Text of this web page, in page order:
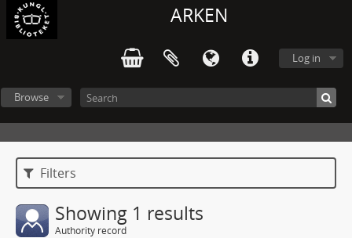
ARKEN
Log in
Browse
Filters
Showing 1 results
Authority record